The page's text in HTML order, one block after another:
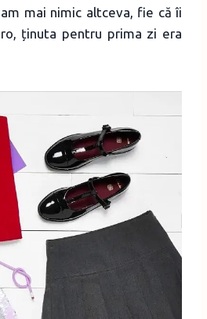
mai nimic altceva, fie că îi
ținuta pentru prima zi era